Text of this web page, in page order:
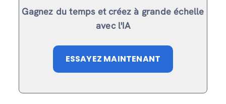
Gagnez du temps et créez à grande échelle
avec l'IA
ESSAYEZ MAINTENANT